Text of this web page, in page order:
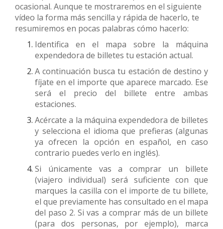
ocasional. Aunque te mostraremos en el siguiente
vídeo la forma más sencilla y rápida de hacerlo, te
resumiremos en pocas palabras cómo hacerlo:
Identifica en el mapa sobre la máquina
expendedora de billetes tu estación actual.
A continuación busca tu estación de destino y
fíjate en el importe que aparece marcado. Ese
será el precio del billete entre ambas
estaciones.
Acércate a la máquina expendedora de billetes
y selecciona el idioma que prefieras (algunas
ya ofrecen la opción en español, en caso
contrario puedes verlo en inglés).
Si únicamente vas a comprar un billete
(viajero individual) será suficiente con que
marques la casilla con el importe de tu billete,
el que previamente has consultado en el mapa
del paso 2. Si vas a comprar más de un billete
(para dos personas, por ejemplo), marca